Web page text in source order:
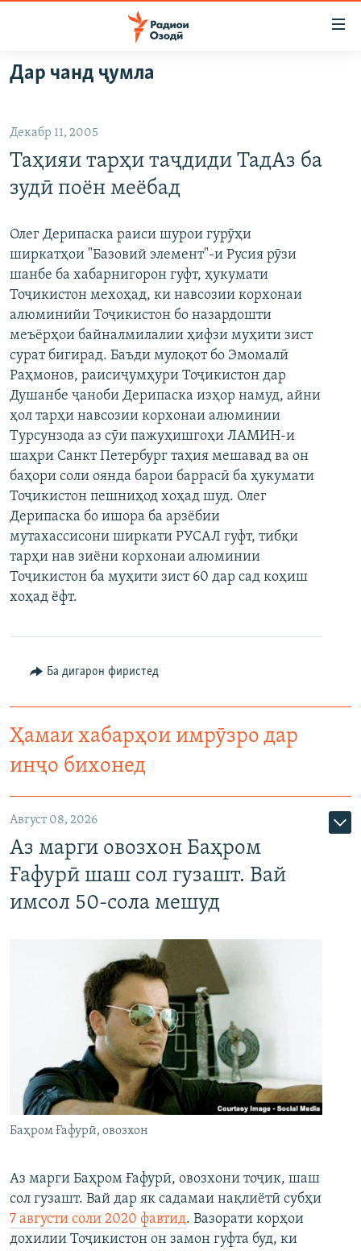
Ҷаҳиш
ба
аслӣ
Ҷаҳиш
ба
феҳристи
аслӣ
Ҷаҳиш
ҷустор
ГӮШАҲО
ҶОМЕА
ОСИЁИ МАРКАЗӢ
ФАРҲАНГ
МЕҲМОНИ ОЗОДӢ
ВАРЗИШ
РӮЗГОРИ МУҲОҶИР
САЛОМ, ХОҲАР
ТАҲҚИҚОТ
ҶАНГ ДАР УКРАИНА
НАЗАРИ МАРДУМ
БЛОГИСТОН
ОЗОДӢ ОНЛАЙН
ЧАНДРАСОНАӢ
ВИДЕО
НИГОРИСТОН
ГУЗОРИШҲОИ РАДИОӢ
РӮЙХАТҲО
КИТОБҲОИ ОЗОДӢ
Русский
ПАЙГИРӢ КУНЕД
Ҳамаи сомонаҳои RFE/RL
Дар чанд ҷумла
Декабр 11, 2005
Таҳияи тарҳи таҷдиди ТадАз ба
зудӣ поён меёбад
Олег Дерипаска раиси шурои гурӯҳи
ширкатҳои "Базовий элемент"-и Русия рӯзи
шанбе ба хабарнигорон гуфт, ҳукумати
Тоҷикистон мехоҳад, ки навсозии корхонаи
алюминийи Тоҷикистон бо назардошти
меъёрҳои байналмилалии ҳифзи муҳити зист
сурат бигирад. Баъди мулоқот бо Эмомалӣ
Раҳмонов, раисиҷумҳури Тоҷикистон дар
Душанбе ҷаноби Дерипаска изҳор намуд, айни
ҳол тарҳи навсозии корхонаи алюминии
Турсунзода аз сӯи пажуҳишгоҳи ЛАМИН-и
шаҳри Санкт Петербург таҳия мешавад ва он
баҳори соли оянда барои баррасӣ ба ҳукумати
Тоҷикистон пешниҳод хоҳад шуд. Олег
Дерипаска бо ишора ба арзёбии
мутахассисони ширкати РУСАЛ гуфт, тибқи
тарҳи нав зиёни корхонаи алюминии
Тоҷикистон ба муҳити зист 60 дар сад коҳиш
хоҳад ёфт.
Ба дигарон фиристед
Ҳамаи хабарҳои имрӯзро дар
инҷо бихонед
Август 08, 2026
Аз марги овозхон Баҳром
Ғафурӣ шаш сол гузашт. Вай
имсол 50-сола мешуд
Баҳром Ғафурӣ, овозхон
Аз марги Баҳром Ғафурӣ, овозхони тоҷик, шаш
сол гузашт. Вай дар як садамаи нақлиётӣ субҳи
7 августи соли 2020 фавтид. Вазорати корҳои
дохилии Тоҷикистон он замон гуфта буд, ки